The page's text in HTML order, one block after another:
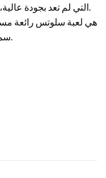
التي لم تعد بجودة